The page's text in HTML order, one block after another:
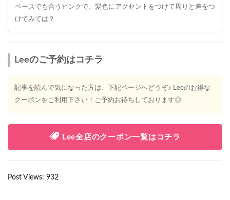
ベースでも合うピンクで、髪色にアクセントをつけて周りと差をつ
けてみては？
Leeのご予約はコチラ
記事を読んで気になった方は、下記ページへどうぞ♪ Leeのお得な
クーポンをご利用下さい！ご予約お待ちしております◎
Lee全店のクーポン一覧はコチラ
Post Views: 932